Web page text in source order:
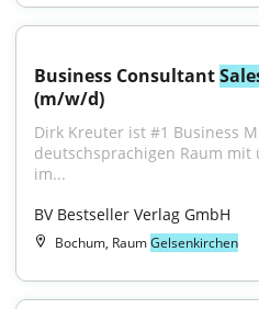
Business Consultant
(m/w/d)
Dirk Kreuter ist #1 Business
deutschsprachigen Raum mit
im...
BV Bestseller Verlag GmbH
Bochum, RaumGelsenkirchen